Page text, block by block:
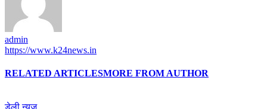
admin
https://www.k24news.in
RELATED ARTICLESMORE FROM AUTHOR